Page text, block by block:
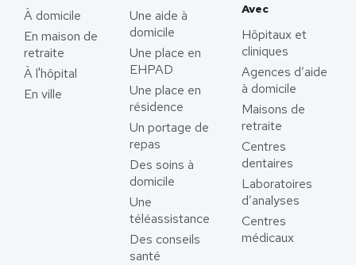
À domicile
En maison de
retraite
À l'hôpital
En ville
Une aide à
domicile
Une place en
EHPAD
Une place en
résidence
Un portage de
repas
Des soins à
domicile
Une
téléassistance
Des conseils
santé
Avec
Hôpitaux et
cliniques
Agences d’aide
à domicile
Maisons de
retraite
Centres
dentaires
Laboratoires
d’analyses
Centres
médicaux